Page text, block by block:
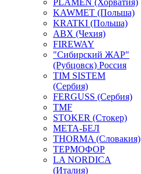
PLAMEN (Хорватия)
KAWMET (Польша)
KRATKI (Польша)
ABX (Чехия)
FIREWAY
"Сибирский ЖАР"
(Рубцовск) Россия
TIM SISTEM
(Сербия)
FERGUSS (Сербия)
TMF
STOKER (Стокер)
МЕТА-БЕЛ
THORMA (Словакия)
ТЕРМОФОР
LA NORDICA
(Италия)